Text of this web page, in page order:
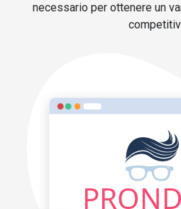
necessario per ottenere un